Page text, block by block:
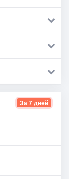
За 7 дней